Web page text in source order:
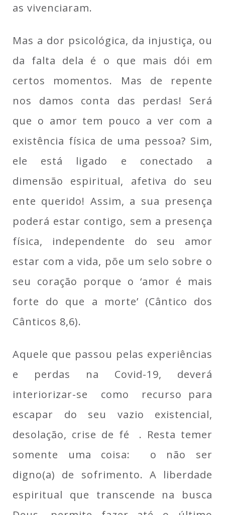
as vivenciaram.
Mas a dor psicológica, da injustiça, ou
da falta dela é o que mais dói em
certos momentos. Mas de repente
nos damos conta das perdas! Será
que o amor tem pouco a ver com a
existência física de uma pessoa? Sim,
ele está ligado e conectado a
dimensão espiritual, afetiva do seu
ente querido! Assim, a sua presença
poderá estar contigo, sem a presença
física, independente do seu amor
estar com a vida, põe um selo sobre o
seu coração porque o ‘amor é mais
forte do que a morte’ (Cântico dos
Cânticos 8,6).
Aquele que passou pelas experiências
e perdas na Covid-19, deverá
interiorizar-se como recurso para
escapar do seu vazio existencial,
desolação, crise de fé . Resta temer
somente uma coisa: o não ser
digno(a) de sofrimento. A liberdade
espiritual que transcende na busca